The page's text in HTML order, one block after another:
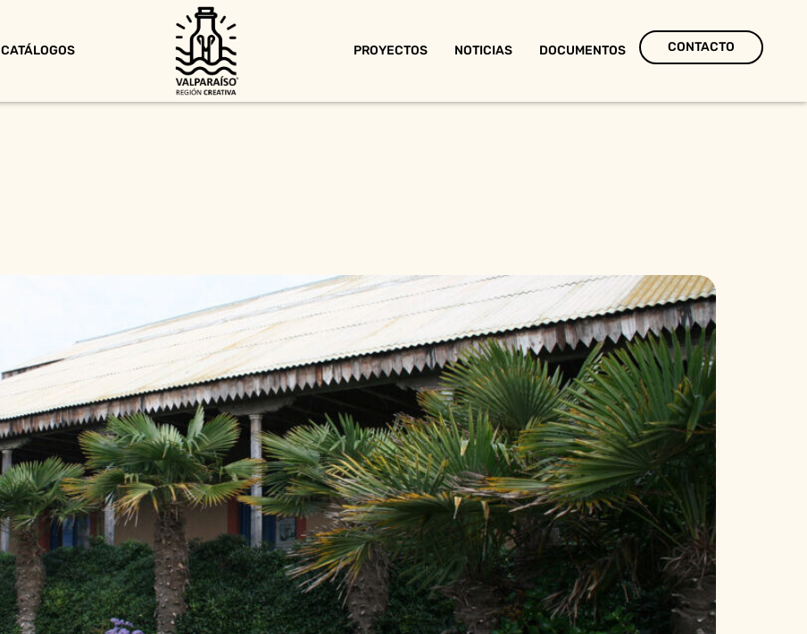
CATÁLOGOS PROYECTOS NOTICIAS DOCUMENTOS CONTACTO